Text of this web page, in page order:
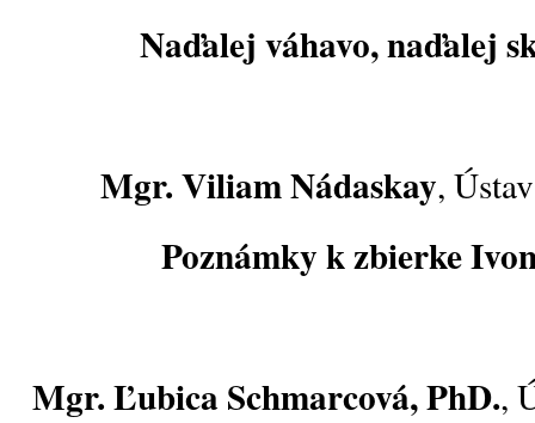
Naďalej váhavo, naďalej
Mgr. Viliam Nádaskay,
Poznámky k zbierke
Mgr. Ľubica Schmarcová, PhD.,